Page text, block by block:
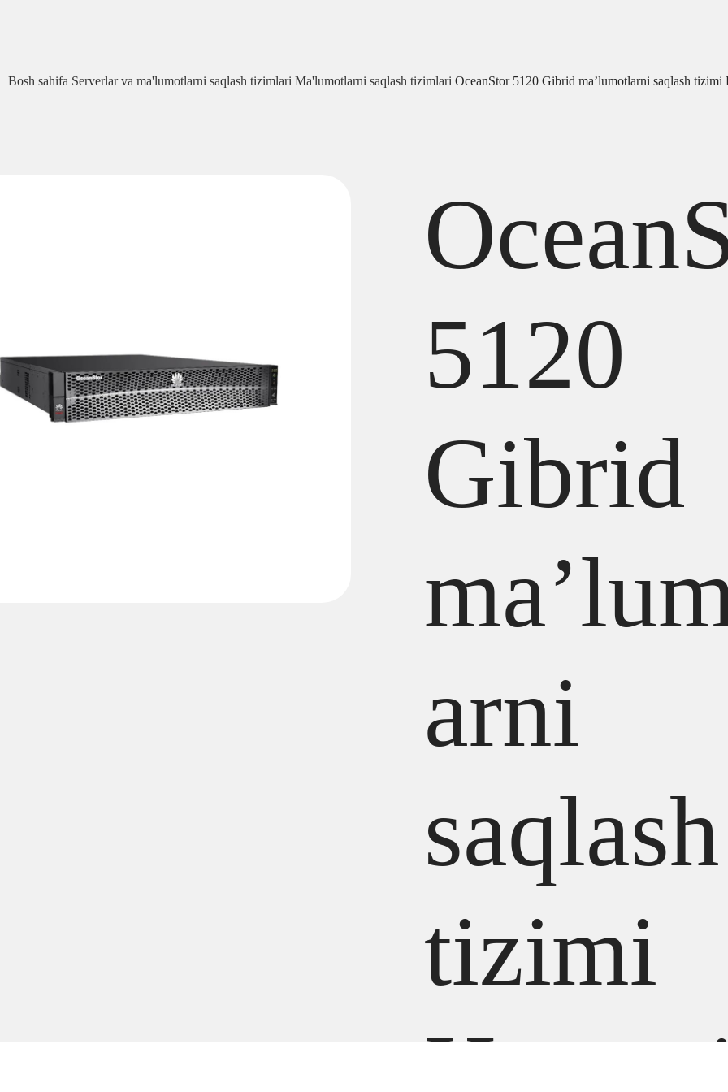
Bosh sahifa Serverlar va ma'lumotlarni saqlash tizimlari Ma'lumotlarni saqlash tizimlari OceanStor 5120 Gibrid ma’lumotlarni saqlash tizimi
5120
Gibrid
arni
saqlash
tizimi